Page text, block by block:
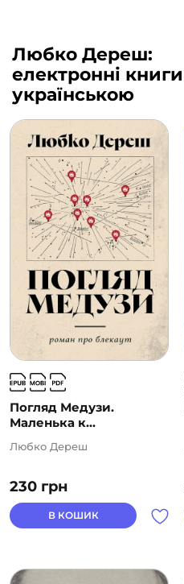
Любко Дереш:
електронні книги
українською
Погляд Медузи.
Маленька к...
230 грн
Любко Дереш
В КОШИК